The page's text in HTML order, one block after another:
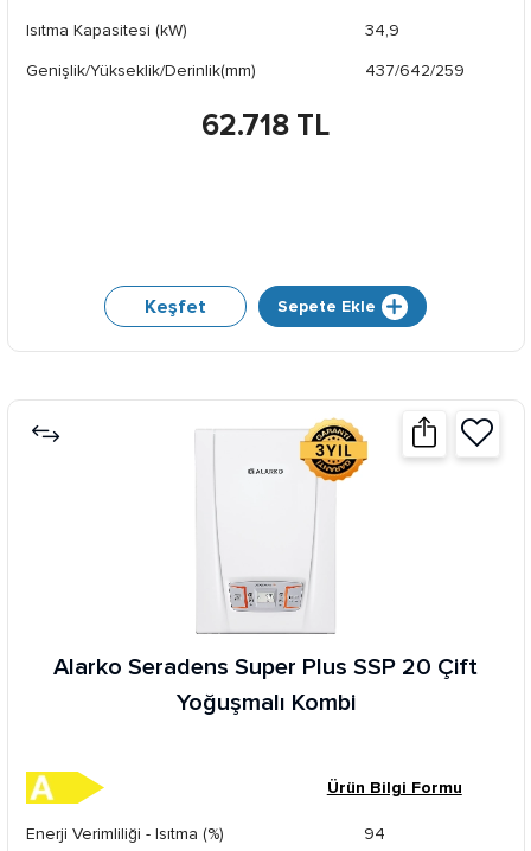
Isıtma Kapasitesi (kW)
34,9
Genişlik/Yükseklik/Derinlik(mm)
437/642/259
62.718 TL
Keşfet Sepete Ekle
Alarko Seradens Super Plus SSP 20 Çift
Yoğuşmalı Kombi
Ürün Bilgi Formu
Enerji Verimliliği - Isıtma (%)
94